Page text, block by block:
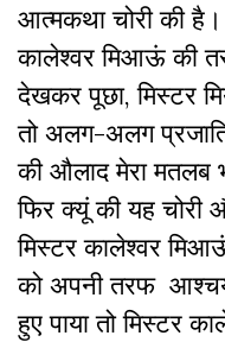
आत्मकथा चोरी की है।
कालेश्वर मिआऊं की
देखकर पूछा, मिस्टर
तो अलग-अलग
की औलाद मेरा मतलब
फिर क्यूं की यह चोरी
मिस्टर कालेश्वर
को अपनी तरफ
हुए पाया तो मिस्टर